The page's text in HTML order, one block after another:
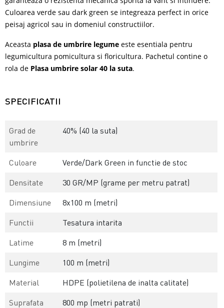
Culoarea verde sau dark green se integreaza perfect in orice
peisaj agricol sau in domeniul constructiilor.
Aceasta plasa de umbrire legume este esentiala pentru
legumicultura pomicultura si floricultura. Pachetul contine o
rola de Plasa umbrire solar 40 la suta.
SPECIFICATII
Grad de
umbrire
40% (40 la suta)
Culoare
Verde/Dark Green in functie de stoc
Densitate
30 GR/MP (grame per metru patrat)
Dimensiune
8x100 m (metri)
Functii
Tesatura intarita
Latime
8 m (metri)
Lungime
100 m (metri)
Material
HDPE (polietilena de inalta calitate)
Suprafata
800 mp (metri patrati)